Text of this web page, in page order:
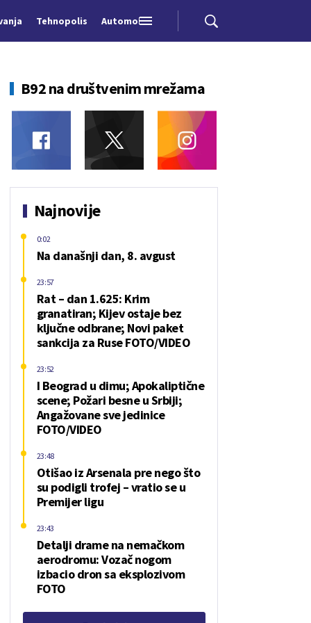
Tehnopolis Automobili
B92 na društvenim mrežama
Najnovije
Na današnji dan, 8. avgust
0:02
Rat – dan 1.625: Krim
granatiran; Kijev ostaje bez
ključne odbrane; Novi paket
sankcija za Ruse FOTO/VIDEO
23:57
I Beograd u dimu; Apokaliptične
scene; Požari besne u Srbiji;
Angažovane sve jedinice
FOTO/VIDEO
23:52
Otišao iz Arsenala pre nego što
su podigli trofej – vratio se u
Premijer ligu
23:48
Detalji drame na nemačkom
aerodromu: Vozač nogom
izbacio dron sa eksplozivom
FOTO
23:43